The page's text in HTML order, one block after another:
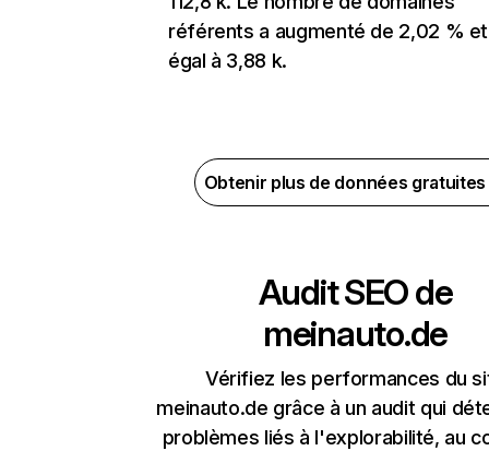
référents a augmenté de 2,02 %
égal à 3,88 k.
Obtenir plus de données
Audit SEO de
meinauto.de
Vérifiez les performances du
meinauto.de grâce à un audit qui
problèmes liés à l'explorabilité, au